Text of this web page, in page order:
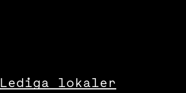
Lediga lokaler